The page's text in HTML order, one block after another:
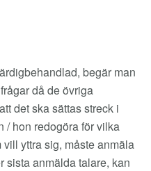
begär man
då de övriga
det ska sättas streck i
/ hon redogöra för vilka
yttra sig, måste anmäla
sista anmälda talare, kan